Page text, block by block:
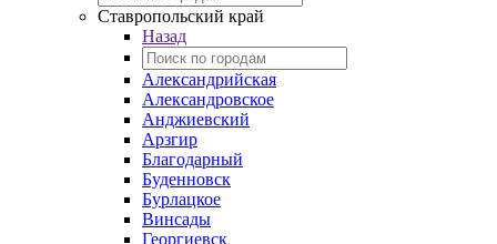
Ставропольский край
Назад
Александрийская
Александровское
Анджиевский
Арзгир
Благодарный
Буденновск
Бурлацкое
Винсады
Георгиевск